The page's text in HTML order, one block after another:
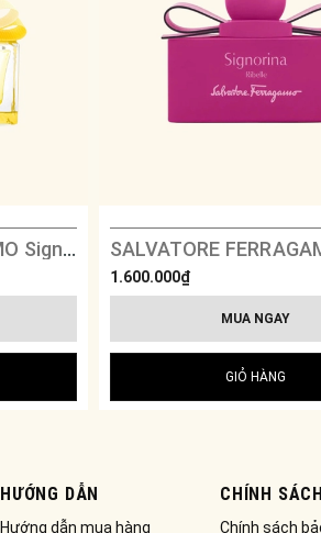
SALVATORE FERRAGAMO Signorina Libera
1.600.000₫
MUA NGAY
GIỎ HÀNG
HƯỚNG DẪN
Hướng dẫn mua hàng
CHÍNH SÁCH
Chính sách